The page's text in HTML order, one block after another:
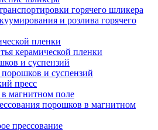
горячего шликера
и розлива горячего
пленки
керамической пленки
и суспензий
и суспензий
пресс
магнитном поле
порошков в магнитном
прессование